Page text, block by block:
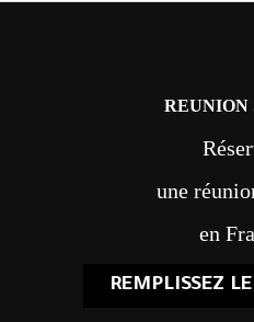
REUNION
une
en
REMPLISSEZ